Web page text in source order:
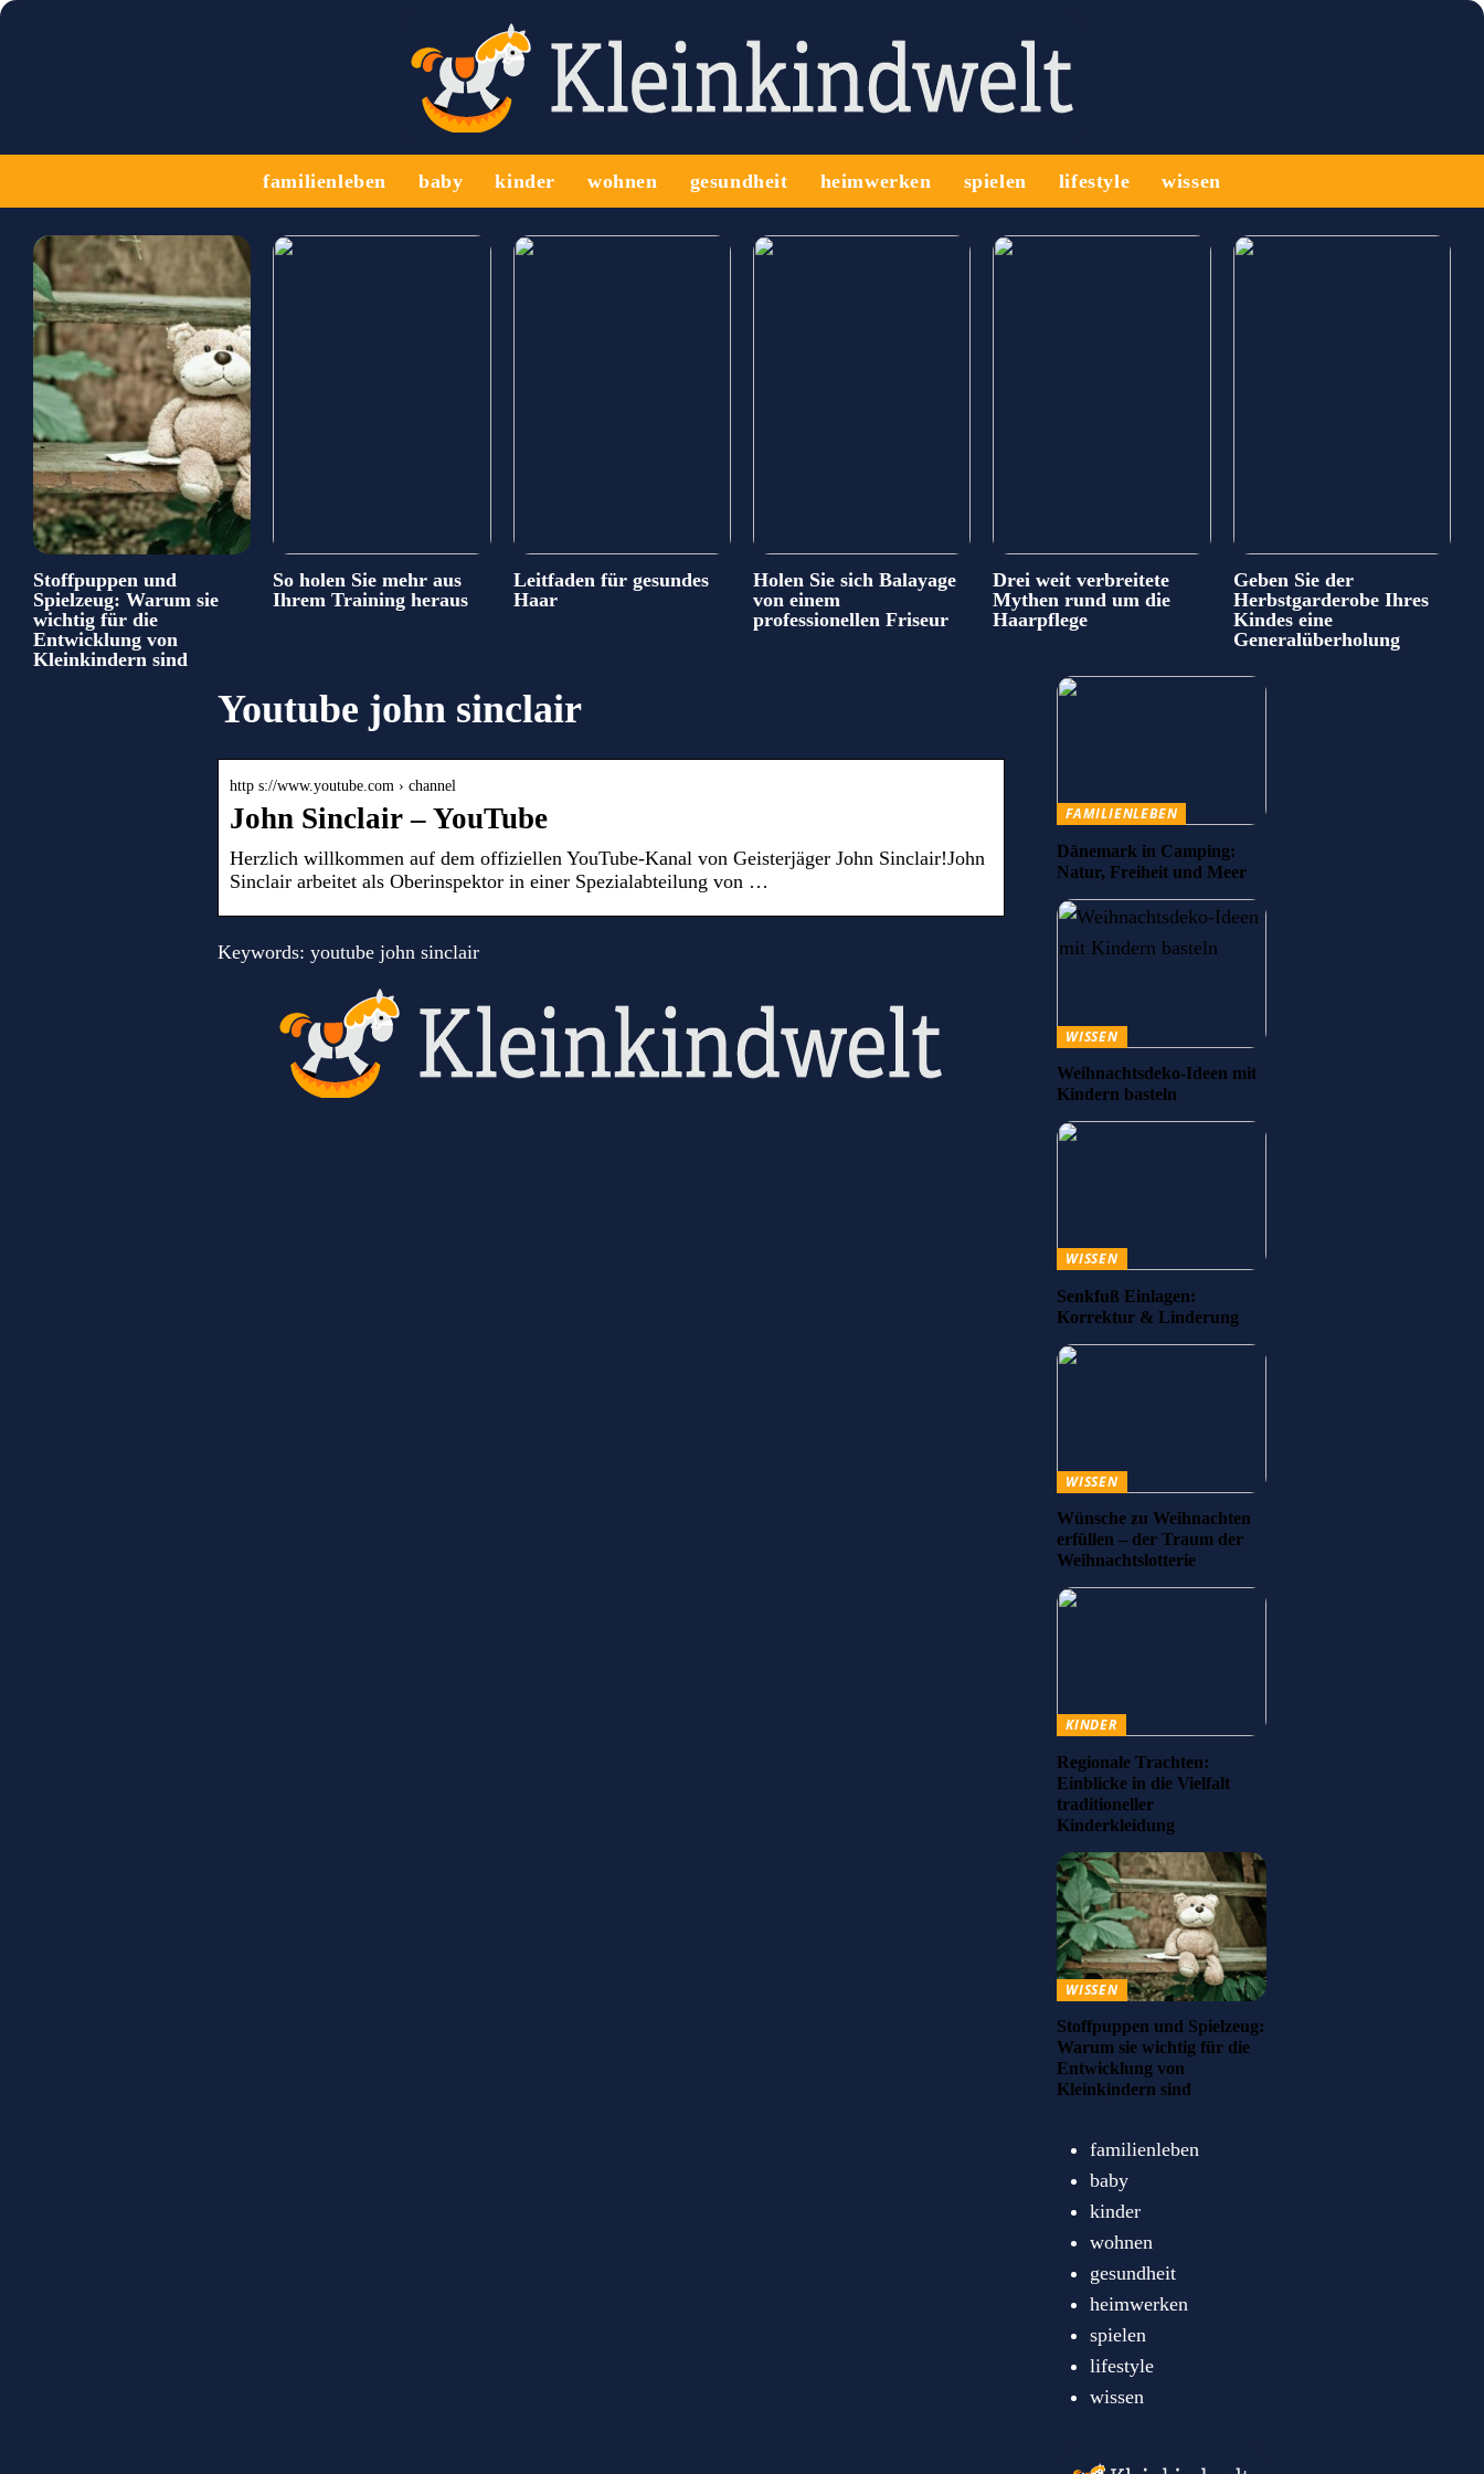
familienleben baby kinder wohnen gesundheit heimwerken spielen lifestyle wissen
Stoffpuppen und
Spielzeug: Warum sie
wichtig für die
Entwicklung von
Kleinkindern sind
So holen Sie mehr aus
Ihrem Training heraus
Leitfaden für gesundes
Haar
Holen Sie sich Balayage
von einem
professionellen Friseur
Drei weit verbreitete
Mythen rund um die
Haarpflege
Geben Sie der
Herbstgarderobe Ihres
Kindes eine
Generalüberholung
Youtube john sinclair
http s://www.youtube.com › channel
John Sinclair – YouTube
Herzlich willkommen auf dem offiziellen YouTube-Kanal von Geisterjäger John Sinclair!John
Sinclair arbeitet als Oberinspektor in einer Spezialabteilung von …
Keywords: youtube john sinclair
FAMILIENLEBEN
Dänemark in Camping:
Natur, Freiheit und Meer
WISSEN
Weihnachtsdeko-Ideen mit
Kindern basteln
WISSEN
Senkfuß Einlagen:
Korrektur & Linderung
WISSEN
Wünsche zu Weihnachten
erfüllen – der Traum der
Weihnachtslotterie
KINDER
Regionale Trachten:
Einblicke in die Vielfalt
traditioneller
Kinderkleidung
WISSEN
Stoffpuppen und Spielzeug:
Warum sie wichtig für die
Entwicklung von
Kleinkindern sind
familienleben
baby
kinder
wohnen
gesundheit
heimwerken
spielen
lifestyle
wissen